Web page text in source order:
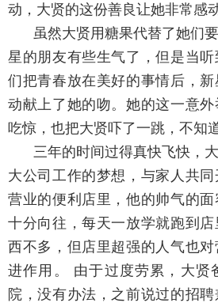
动，大贤的这份善良让她非常感动
虽然大贤用糖果代替了她们
星的朋友有些生气了，但是当
们把青春放在美好的事情后，
动献上了她的吻。她的这一意
吃惊，也把大贤吓了一跳，不知
三年的时间过得真快飞快，
大公司工作的梦想，与家人共
营业的便利店里，他的帅气的
十分向往，每天一放学就跑到
西不多，但店里超强的人气也
进作用。 由于过度劳累，大贤
院，没有办法，之前说过的招